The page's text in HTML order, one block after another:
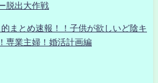
脱出大作戦
まとめ速報！！子供が欲しいど陰キ
専業主婦！婚活計画編